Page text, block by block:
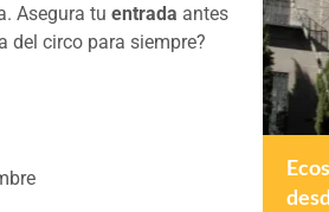
Asegura tuentrada antes
del circo para siempre?